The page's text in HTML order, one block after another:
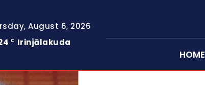
August 6, 2026
C Irinjālakuda
HOME